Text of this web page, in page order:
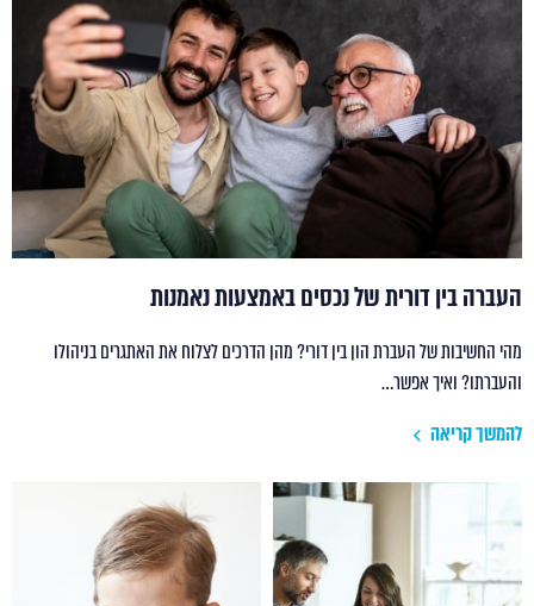
העברה בין דורית של נכסים באמצעות נאמנות
מהי החשיבות של העברת הון בין דורי? מהן הדרכים לצלוח את האתגרים בניהולו
והעברתו? ואיך אפשר…
להמשך קריאה